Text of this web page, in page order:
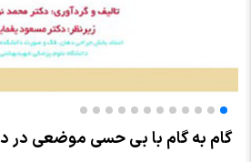
گام به گام با بی حسی موضعی در